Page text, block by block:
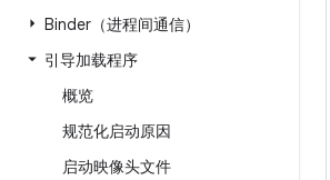
Binder（进程间通信）
引导加载程序
概览
规范化启动原因
启动映像头文件